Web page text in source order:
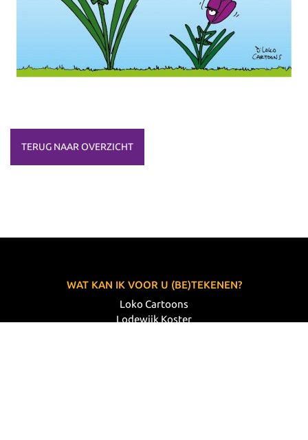
TERUG NAAR OVERZICHT
WAT KAN IK VOOR U (BE)TEKENEN?
Loko Cartoons
Lodewijk Koster